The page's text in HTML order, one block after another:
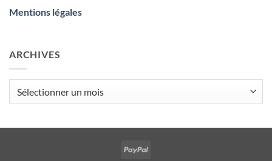
Mentions légales
ARCHIVES
PayPal